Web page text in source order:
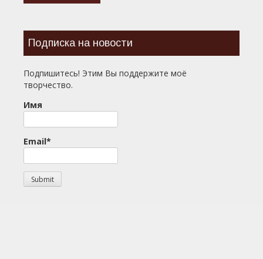
Подписка на новости
Подпишитесь! Этим Вы поддержите моё
творчество.
Имя
Email*